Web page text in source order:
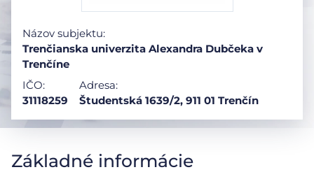
Názov subjektu:
Trenčianska univerzita Alexandra Dubčeka v
Trenčíne
IČO:
31118259
Adresa:
Študentská 1639/2, 911 01 Trenčín
Základné informácie